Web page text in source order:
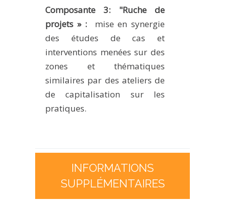
Composante 3: "Ruche de
projets » :
mise en synergie
des études de cas et
interventions menées sur des
zones et thématiques
similaires par des ateliers de
de capitalisation sur les
pratiques.
INFORMATIONS
SUPPLÉMENTAIRES